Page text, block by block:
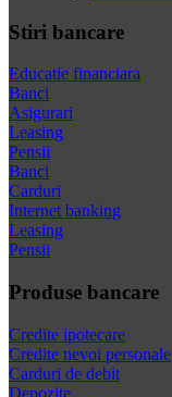
Stiri bancare
Educatie financiara
Banci
Asigurari
Leasing
Pensii
Banci
Carduri
Internet banking
Leasing
Pensii
Produse bancare
Credite ipotecare
Credite nevoi personale
Carduri de debit
Depozite